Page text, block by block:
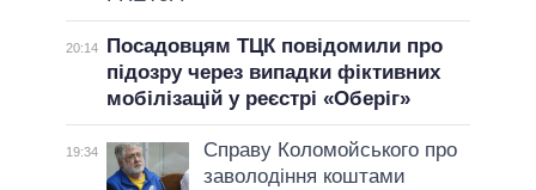
20:14
Посадовцям ТЦК повідомили про
підозру через випадки фіктивних
мобілізацій у реєстрі «Оберіг»
19:34
Справу Коломойського про
заволодіння коштами